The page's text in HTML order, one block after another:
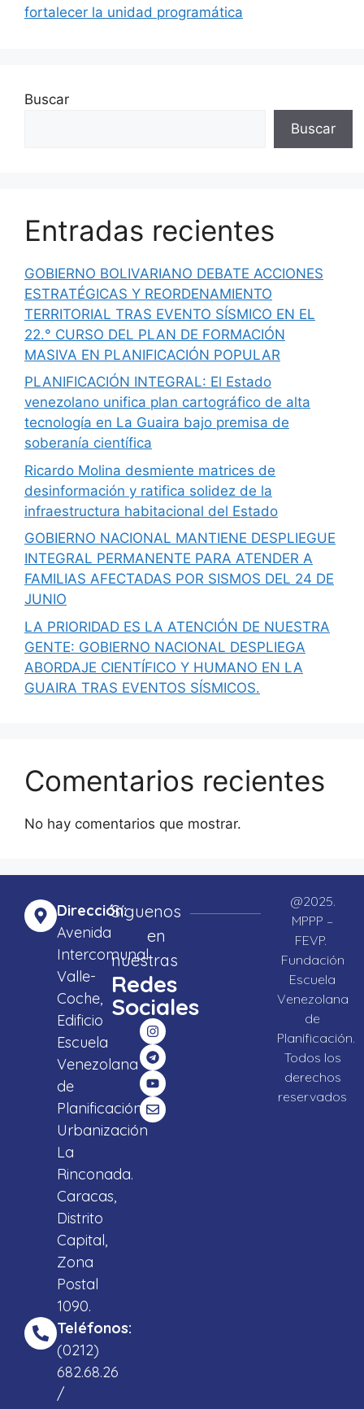
fortalecer la unidad programática
Buscar
Buscar
Entradas recientes
GOBIERNO BOLIVARIANO DEBATE ACCIONES
ESTRATÉGICAS Y REORDENAMIENTO
TERRITORIAL TRAS EVENTO SÍSMICO EN EL
22.° CURSO DEL PLAN DE FORMACIÓN
MASIVA EN PLANIFICACIÓN POPULAR
PLANIFICACIÓN INTEGRAL: El Estado
venezolano unifica plan cartográfico de alta
tecnología en La Guaira bajo premisa de
soberanía científica
Ricardo Molina desmiente matrices de
desinformación y ratifica solidez de la
infraestructura habitacional del Estado
GOBIERNO NACIONAL MANTIENE DESPLIEGUE
INTEGRAL PERMANENTE PARA ATENDER A
FAMILIAS AFECTADAS POR SISMOS DEL 24 DE
JUNIO
LA PRIORIDAD ES LA ATENCIÓN DE NUESTRA
GENTE: GOBIERNO NACIONAL DESPLIEGA
ABORDAJE CIENTÍFICO Y HUMANO EN LA
GUAIRA TRAS EVENTOS SÍSMICOS.
Comentarios recientes
No hay comentarios que mostrar.
Dirección:
Avenida
Intercomunal
Valle-
Coche,
Edificio
Escuela
Venezolana
de
Planificación,
Urbanización
La
Rinconada.
Caracas,
Distrito
Capital,
Zona
Postal
1090.
Teléfonos:
(0212)
682.68.26
/
Síguenos
en
nuestras
Redes
Sociales
@2025.
MPPP –
FEVP.
Fundación
Escuela
Venezolana
de
Planificación.
Todos los
derechos
reservados